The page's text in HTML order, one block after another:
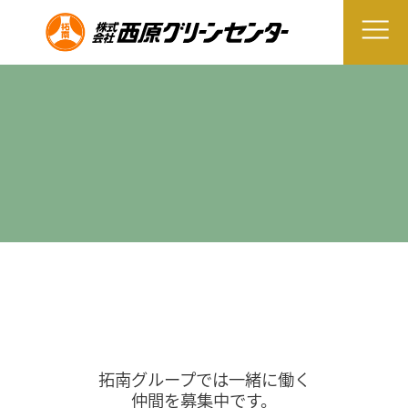
拓南グループでは一緒に働く
仲間を募集中です。